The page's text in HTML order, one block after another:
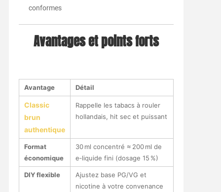
conformes
Avantages et points forts
Avantage Détail
Classic
brun
authentique
Rappelle les tabacs à rouler
hollandais, hit sec et puissant
Format
économique
30 ml concentré ≈ 200 ml de
e‑liquide fini (dosage 15 %)
DIY flexible
Ajustez base PG/VG et
nicotine à votre convenance